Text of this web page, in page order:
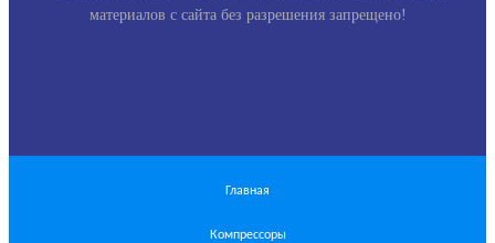
материалов с сайта без разрешения запрещено!
Главная
Компрессоры